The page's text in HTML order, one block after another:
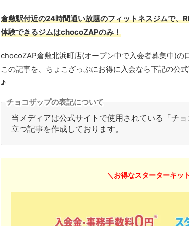
倉敷駅付近の24時間通い放題のフィットネスジムで、
体験できるジムはchocoZAPのみ！
chocoZAP倉敷北浜町店(オープン中で入会者募集中)の
この記事を、ちょこざっぷにお得に入会なら下記の公
♪
チョコザップの表記について
当メディアは公式サイトで使用されている「チ
立つ記事を作成しております。
＼お得なスターターキッ